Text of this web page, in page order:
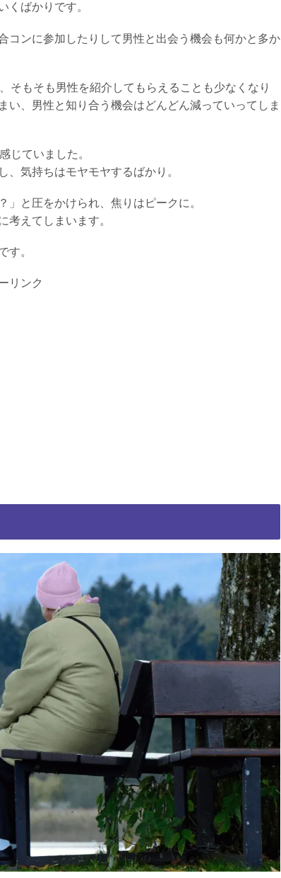
くばかりです。
コンに参加したりして男性と出会う機会も何かと多か
そもそも男性を紹介してもらえることも少なくなり
い、男性と知り合う機会はどんどん減っていってしま
じていました。
、気持ちはモヤモヤするばかり。
と圧をかけられ、焦りはピークに。
考えてしまいます。
す。
リンク